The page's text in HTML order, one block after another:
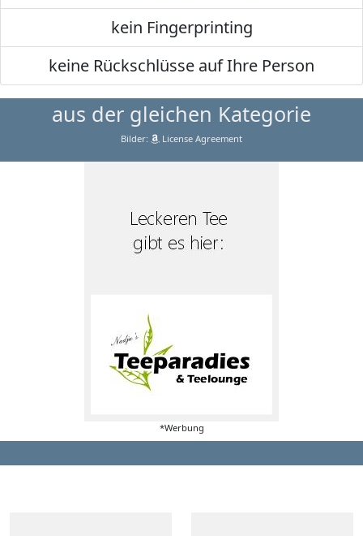
kein Fingerprinting
keine Rückschlüsse auf Ihre Person
aus der gleichen Kategorie
Bilder: License Agreement
*Werbung